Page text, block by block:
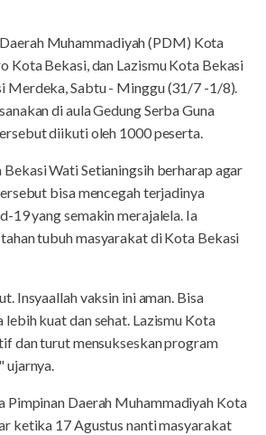
Muhammadiyah (PDM) Kota
Kota Bekasi, dan Lazismu Kota Bekasi
Merdeka, Sabtu - Minggu (31/7 -1/8).
di aula Gedung Serba Guna
diikuti oleh 1000 peserta.
Wati Setianingsih berharap agar
bisa mencegah terjadinya
19 yang semakin merajalela. Ia
tubuh masyarakat di Kota Bekasi
Insyaallah vaksin ini aman. Bisa
kuat dan sehat. Lazismu Kota
dan turut mensukseskan program
ujarnya.
Pimpinan Daerah Muhammadiyah Kota
ketika 17 Agustus nanti masyarakat